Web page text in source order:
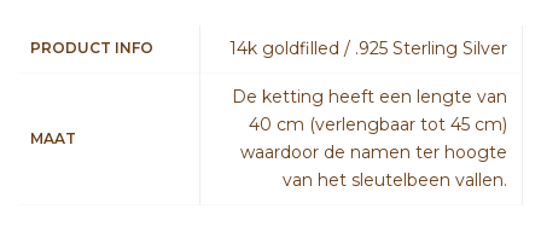
PRODUCT INFO 14k goldfilled / .925 Sterling Silver
MAAT
De ketting heeft een lengte van
40 cm (verlengbaar tot 45 cm)
waardoor de namen ter hoogte
van het sleutelbeen vallen.